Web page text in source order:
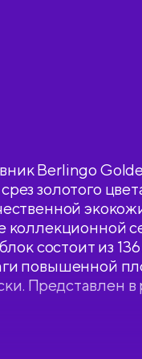
Berlingo
золотого
коллекционной
состоит из
повышенной
Представлен в